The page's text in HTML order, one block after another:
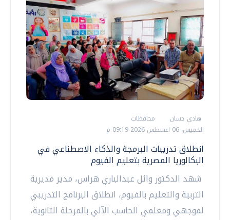
هادي حسان
محافظات
الخميس، 06 اغسطس 2026 09:19 م
انطلاق تدريبات البرمجة والذكاء الاصطناعي في
البكالوريا المصرية بتعليم الفيوم
شهد الدكتور وائل عبدالباري هراس، مدير مديرية
التربية والتعليم بالفيوم، انطلاق البرنامج التدريبي
لموجهي ومعلمي الحاسب الآلي بالمرحلة الثانوية،